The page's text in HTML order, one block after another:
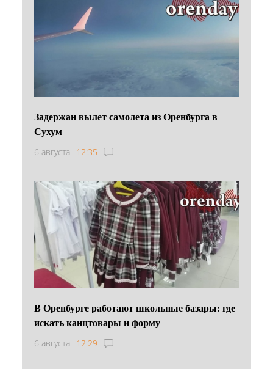
Задержан вылет самолета из Оренбурга в
Сухум
6 августа 12:35
В Оренбурге работают школьные базары: где
искать канцтовары и форму
6 августа 12:29